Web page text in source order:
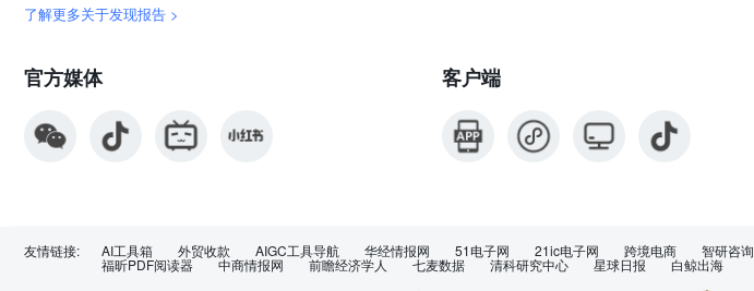
了解更多关于发现报告 >
官方媒体 客户端
友情链接: AI工具箱 外贸收款 AIGC工具导航 华经情报网 51电子网 21ic电子网 跨境电商 智研咨询
福昕PDF阅读器 中商情报网 前瞻经济学人 七麦数据 清科研究中心 星球日报 白鲸出海